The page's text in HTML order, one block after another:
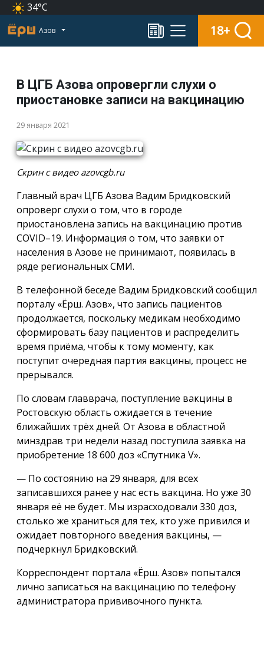
34°C
Азов 18+
В ЦГБ Азова опровергли слухи о
приостановке записи на вакцинацию
29 января 2021
Скрин с видео azovcgb.ru
Главный врач ЦГБ Азова Вадим Бридковский
опроверг слухи о том, что в городе
приостановлена запись на вакцинацию против
COVID–19. Информация о том, что заявки от
населения в Азове не принимают, появилась в
ряде региональных СМИ.
В телефонной беседе Вадим Бридковский сообщил
порталу «Ёрш. Азов», что запись пациентов
продолжается, поскольку медикам необходимо
сформировать базу пациентов и распределить
время приёма, чтобы к тому моменту, как
поступит очередная партия вакцины, процесс не
прерывался.
По словам главврача, поступление вакцины в
Ростовскую область ожидается в течение
ближайших трёх дней. От Азова в областной
минздрав три недели назад поступила заявка на
приобретение 18 600 доз «Спутника V».
— По состоянию на 29 января, для всех
записавшихся ранее у нас есть вакцина. Но уже 30
января её не будет. Мы израсходовали 330 доз,
столько же храниться для тех, кто уже привился и
ожидает повторного введения вакцины, —
подчеркнул Бридковский.
Корреспондент портала «Ёрш. Азов» попытался
лично записаться на вакцинацию по телефону
администратора прививочного пункта.